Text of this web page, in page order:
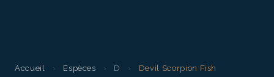
Accueil › Espèces › D › Devil Scorpion Fish